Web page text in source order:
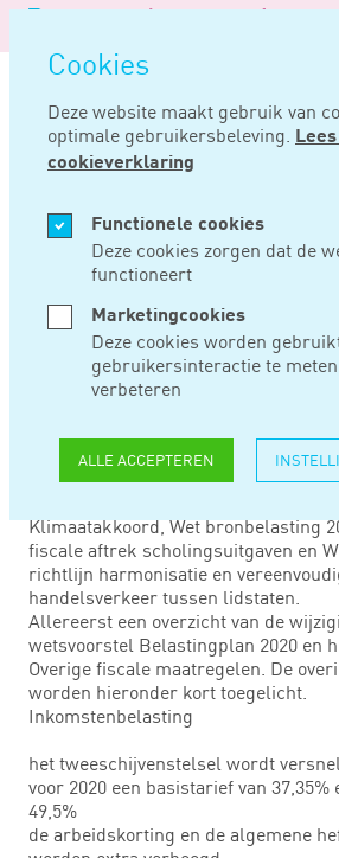
overslaan
Cookies
Deze website maakt gebruik van
optimale gebruikersbeleving.
cookieverklaring
Functionele cookies
Deze cookies zorgen dat de
functioneert
Marketingcookies
Deze cookies worden
gebruikersinteractie te
verbeteren
ALLE ACCEPTEREN
Logo
Noord
Negentig
Home Nieuws Belastingpakket 2020
SEP 18, 2019
2020
wetsvoorstellen. Naast het
Overige Fiscale maatregelen zijn de
Klimaatakkoord, Wet bronbelasting
fiscale aftrek scholingsuitgaven en
richtlijn harmonisatie en
handelsverkeer tussen lidstaten.
Allereerst een overzicht van de
wetsvoorstel Belastingplan 2020 en
Overige fiscale maatregelen. De
worden hieronder kort toegelicht.
Inkomstenbelasting
het tweeschijvenstelsel wordt
voor 2020 een basistarief van 37,35%
49,5%
de arbeidskorting en de algemene